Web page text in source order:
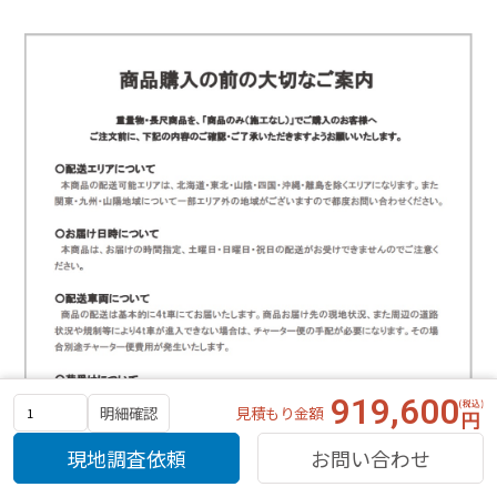
明細確認 見積もり金額 919,600
現地調査依頼 お問い合わせ